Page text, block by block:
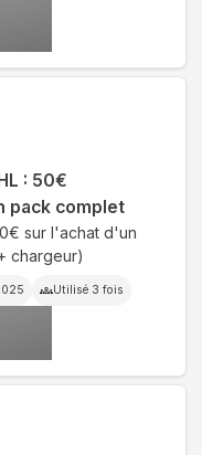
: 50€
pack complet
sur l'achat d'un
chargeur)
Utilisé 3 fois